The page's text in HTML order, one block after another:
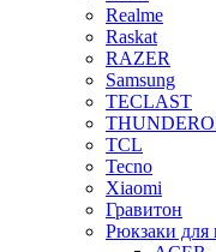
Realme
Raskat
RAZER
Samsung
TECLAST
TCL
Tecno
Xiaomi
Гравитон
Рюкзаки для